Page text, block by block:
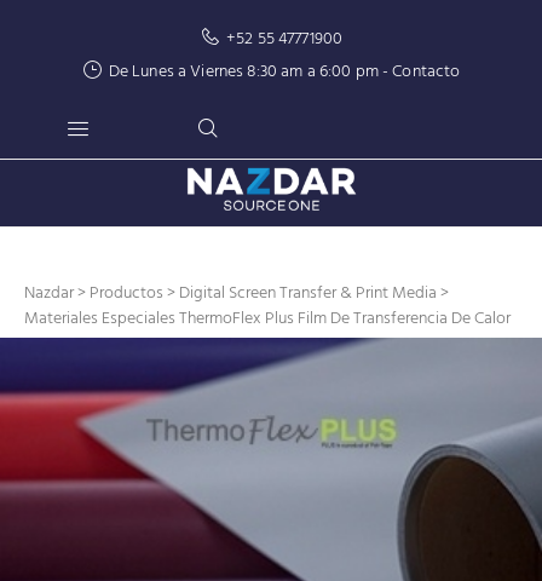
+52 55 47771900
De Lunes a Viernes 8:30 am a 6:00 pm -Contacto
Nazdar>Productos>Digital Screen Transfer & Print Media>
Materiales Especiales ThermoFlex Plus Film De Transferencia De Calor